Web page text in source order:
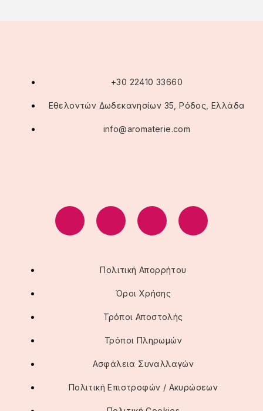
+30 22410 33660
Εθελοντών Δωδεκανησίων 35, Ρόδος, Ελλάδα
info@aromaterie.com
Πολιτική Απορρήτου
Όροι Χρήσης
Τρόποι Αποστολής
Τρόποι Πληρωμών
Ασφάλεια Συναλλαγών
Πολιτική Επιστροφών / Ακυρώσεων